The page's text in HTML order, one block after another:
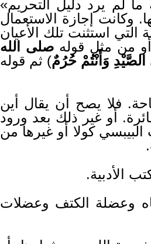
ما لم يرد دليل التحريم»
وكانت إجازة الاستعمال
التي استثنت تلك الأعيان
من مثل قولهصلى الله
وَأَنْتُمْ حُرُمٌ) ثم قوله
فلا يصح أن يقال أين
أو غير ذلك بعد ورود
كولا أو غيرها من
الأدبية.
وعضلة الكتف وعضلات